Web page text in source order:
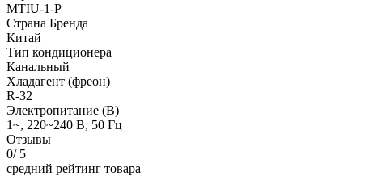
MTIU-1-P
Страна Бренда
Китай
Тип кондиционера
Канальный
Хладагент (фреон)
R-32
Электропитание (В)
1~, 220~240 В, 50 Гц
Отзывы
0/ 5
средний рейтинг товара